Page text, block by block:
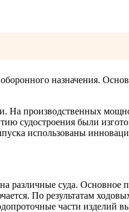
назначения.
производственных
судостроения были
использованы
различные суда.
По результатам
части изделий